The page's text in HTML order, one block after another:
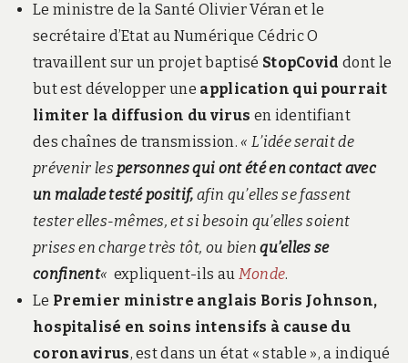
Le ministre de la Santé Olivier Véran et le
secrétaire d’Etat au Numérique Cédric O
travaillent sur un projet baptisé StopCoviddont le
but est développer une application qui pourrait
limiter la diffusion du virus en identifiant
des chaînes de transmission.« L’idée serait de
prévenir lespersonnes qui ont été en contact avec
un malade testé positif, afin qu’elles se fassent
tester elles-mêmes, et si besoin qu’elles soient
prises en charge très tôt, ou bienqu’elles se
confinent« expliquent-ils au Monde.
Le Premier ministre anglais Boris Johnson,
hospitalisé en soins intensifs à cause du
coronavirus, est dans un état « stable », a indiqué